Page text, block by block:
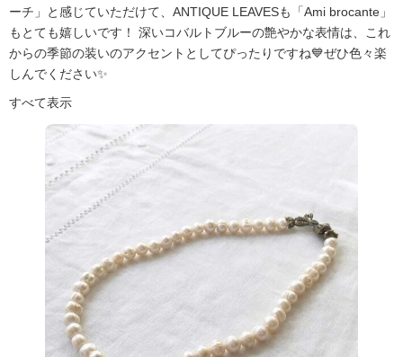
ーチ」と感じていただけて、ANTIQUE LEAVESも「Ami brocante」
もとても嬉しいです！ 深いコバルトブルーの艶やかな表情は、これ
からの季節の装いのアクセントとしてぴったりですね💙ぜひ色々楽
しんでください✨
すべて表示